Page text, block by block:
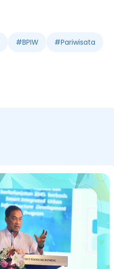
#BPIW #Pariwisata